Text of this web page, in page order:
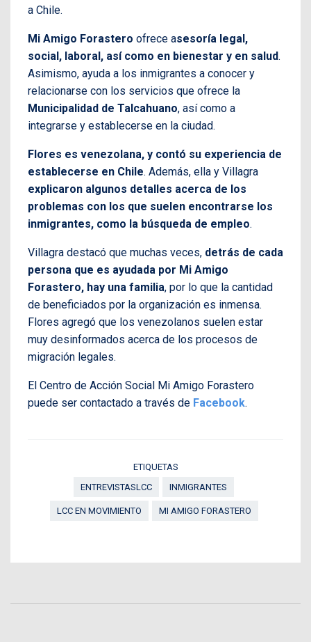
a Chile.
Mi Amigo Forastero ofrece asesoría legal,
social, laboral, así como en bienestar y en salud.
Asimismo, ayuda a los inmigrantes a conocer y
relacionarse con los servicios que ofrece la
Municipalidad de Talcahuano, así como a
integrarse y establecerse en la ciudad.
Flores es venezolana, y contó su experiencia de
establecerse en Chile. Además, ella y Villagra
explicaron algunos detalles acerca de los
problemas con los que suelen encontrarse los
inmigrantes, como la búsqueda de empleo.
Villagra destacó que muchas veces, detrás de cada
persona que es ayudada por Mi Amigo
Forastero, hay una familia, por lo que la cantidad
de beneficiados por la organización es inmensa.
Flores agregó que los venezolanos suelen estar
muy desinformados acerca de los procesos de
migración legales.
El Centro de Acción Social Mi Amigo Forastero
puede ser contactado a través de Facebook.
ETIQUETAS
ENTREVISTASLCC
INMIGRANTES
LCC EN MOVIMIENTO MI AMIGO FORASTERO